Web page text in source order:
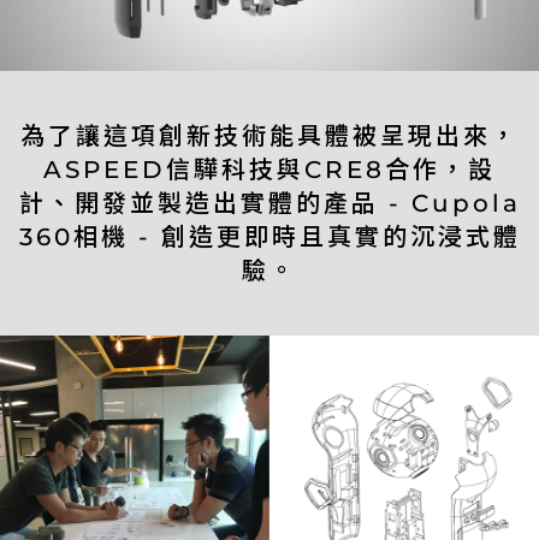
為了讓這項創新技術能具體被呈現出來，
ASPEED信驊科技與CRE8合作，設
計、開發並製造出實體的產品 - Cupola
360相機 - 創造更即時且真實的沉浸式體
驗。